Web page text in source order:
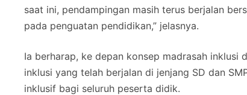
saat ini, pendampingan masih terus berjalan
pada penguatan pendidikan,” jelasnya.
Ia berharap, ke depan konsep madrasah
inklusi yang telah berjalan di jenjang SD dan
inklusif bagi seluruh peserta didik.